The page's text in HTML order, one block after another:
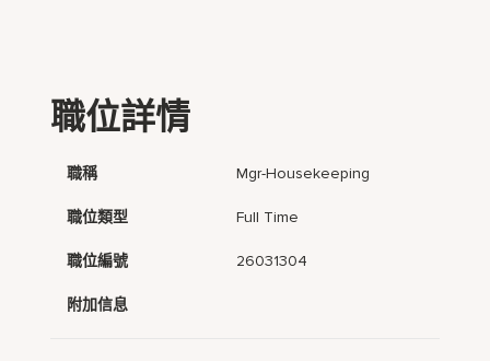
職位詳情
職稱 Mgr-Housekeeping
職位類型 Full Time
職位編號 26031304
附加信息